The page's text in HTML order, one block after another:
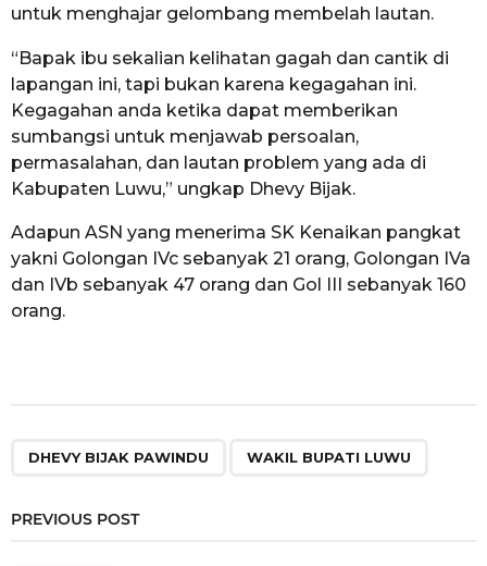
untuk menghajar gelombang membelah lautan.
“Bapak ibu sekalian kelihatan gagah dan cantik di
lapangan ini, tapi bukan karena kegagahan ini.
Kegagahan anda ketika dapat memberikan
sumbangsi untuk menjawab persoalan,
permasalahan, dan lautan problem yang ada di
Kabupaten Luwu,” ungkap Dhevy Bijak.
Adapun ASN yang menerima SK Kenaikan pangkat
yakni Golongan IVc sebanyak 21 orang, Golongan IVa
dan IVb sebanyak 47 orang dan Gol III sebanyak 160
orang.
DHEVY BIJAK PAWINDU WAKIL BUPATI LUWU
PREVIOUS POST